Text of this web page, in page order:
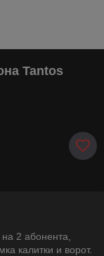
Tantos
2 абонента,
калитки и ворот.